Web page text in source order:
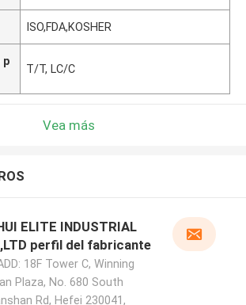
ISO,FDA,KOSHER
p
T/T, LC/C
Vea más
ELITE INDUSTRIAL
perfil del fabricante
18F Tower C, Winning
Plaza, No. 680 South
Rd, Hefei 230041,